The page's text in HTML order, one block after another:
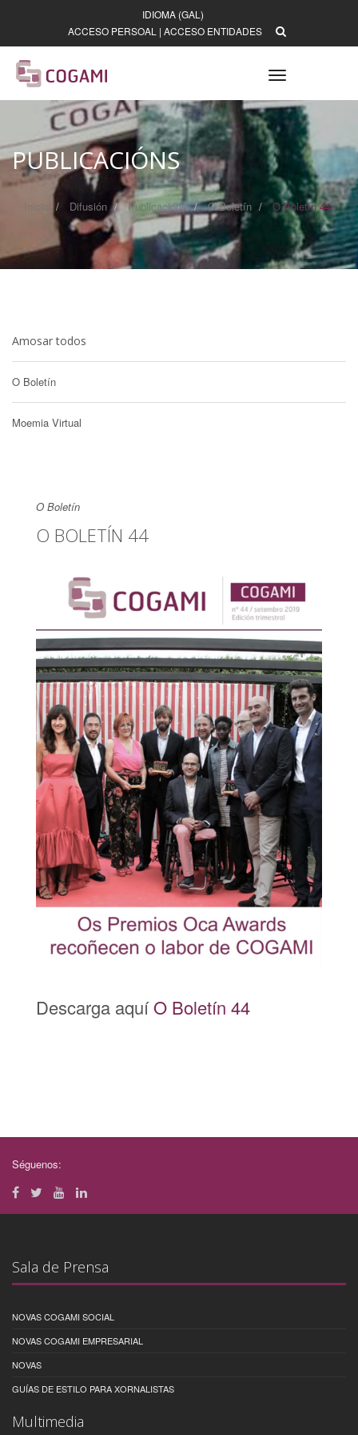
IDIOMA (GAL)
ACCESO PERSOAL | ACCESO ENTIDADES
Toggle
navigation
PUBLICACIÓNS
Inicio Difusión Publicacións O Boletín O Boletín 44
Amosar todos
O Boletín
Moemia Virtual
O Boletín
O BOLETÍN 44
Descarga aquíO Boletín 44
Séguenos:
Sala de Prensa
NOVAS COGAMI SOCIAL
NOVAS COGAMI EMPRESARIAL
NOVAS
GUÍAS DE ESTILO PARA XORNALISTAS
Multimedia